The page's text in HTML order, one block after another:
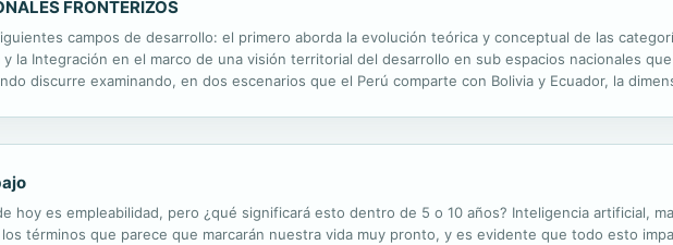
FRONTERIZOS
campos de desarrollo: el primero aborda la evolución teórica y conceptual de las
y la Integración en el marco de una visión territorial del desarrollo en sub espacios nacionales
discurre examinando, en dos escenarios que el Perú comparte con Bolivia y Ecuador, la
hoy es empleabilidad, pero ¿qué significará esto dentro de 5 o 10 años? Inteligencia artificial,
términos que parece que marcarán nuestra vida muy pronto, y es evidente que todo esto